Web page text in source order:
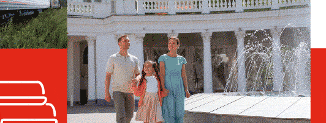
его семья. Юрий рос очень
серьёзно увлекался рисованием, брал
занимался в изостудии и пел в школьном
между живописью и музыкой преследовала его
он сделал выбор в пользу изобразительного
художественно-графический факультет
педагогического института.